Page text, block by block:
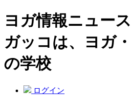
ヨガ情報ニュー
ガッコは、ヨガ
の学校
ログイン